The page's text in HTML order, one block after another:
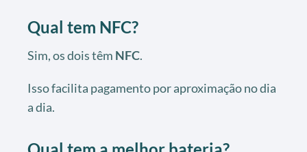
Qual tem NFC?
Sim, os dois têm NFC.
Isso facilita pagamento por aproximação no dia
a dia.